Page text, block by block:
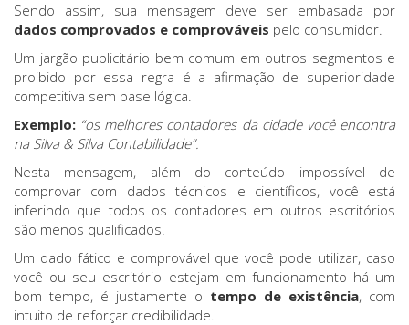
Sendo assim, sua mensagem deve ser embasada por
dados comprovados e comprováveis pelo consumidor.
Um jargão publicitário bem comum em outros segmentos e
proibido por essa regra é a afirmação de superioridade
competitiva sem base lógica.
Exemplo: “os melhores contadores da cidade você encontra
na Silva & Silva Contabilidade”.
Nesta mensagem, além do conteúdo impossível de
comprovar com dados técnicos e científicos, você está
inferindo que todos os contadores em outros escritórios
são menos qualificados.
Um dado fático e comprovável que você pode utilizar, caso
você ou seu escritório estejam em funcionamento há um
bom tempo, é justamente o tempo de existência, com
intuito de reforçar credibilidade.